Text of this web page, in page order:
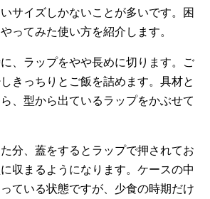
サイズしかないことが多いです。困
ってみた使い方を紹介します。
、ラップをやや長めに切ります。ご
きっちりとご飯を詰めます。具材と
、型から出ているラップをかぶせて
分、蓋をするとラップで押されてお
収まるようになります。ケースの中
ている状態ですが、少食の時期だけ